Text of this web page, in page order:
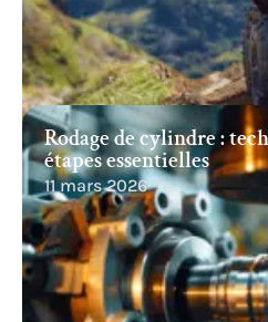
Rodage de cylindre :
étapes essentielles
11 mars 2026